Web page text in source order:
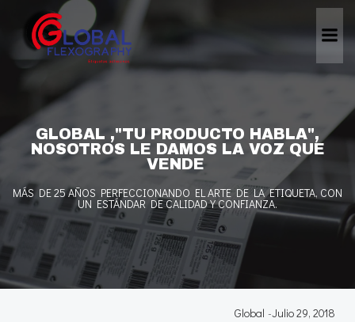
content
GLOBAL ,"TU PRODUCTO HABLA",
NOSOTROS LE DAMOS LA VOZ QUE
VENDE
MÁS DE 25 AÑOS PERFECCIONANDO EL ARTE DE LA ETIQUETA, CON
UN ESTÁNDAR DE CALIDAD Y CONFIANZA.
Global -Julio 29, 2018